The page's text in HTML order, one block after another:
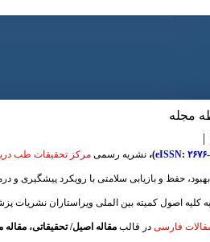
مجله
eISSN: ۶۰۵۱ )، نشریه رسمی مرکز تحقیقات طب
حفظ و بازیابی سلامتی با رویکرد پیشگیری و
به کلیه اصول کمیته بین الملی ویراستاران
مقالات فارسی در قالب مقاله اصیل/ تحقیقاتی،